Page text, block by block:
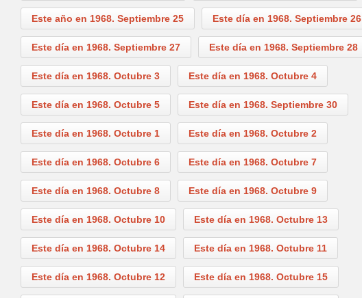
Este año en 1968. Septiembre 25 Este día en 1968. Septiembre 26
Este día en 1968. Septiembre 27 Este día en 1968. Septiembre 28
Este día en 1968. Octubre 3 Este día en 1968. Octubre 4
Este día en 1968. Octubre 5 Este día en 1968. Septiembre 30
Este día en 1968. Octubre 1 Este día en 1968. Octubre 2
Este día en 1968. Octubre 6 Este día en 1968. Octubre 7
Este día en 1968. Octubre 8 Este día en 1968. Octubre 9
Este día en 1968. Octubre 10 Este día en 1968. Octubre 13
Este día en 1968. Octubre 14 Este día en 1968. Octubre 11
Este día en 1968. Octubre 12 Este día en 1968. Octubre 15